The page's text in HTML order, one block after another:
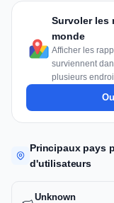
Survoler les
monde
Afficher les
surviennent
plusieurs
Principaux pays
d'utilisateurs
Unknown